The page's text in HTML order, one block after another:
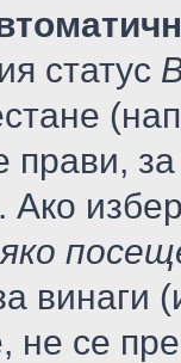
статус
Ако
винаги
не се